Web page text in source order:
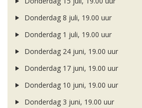
Donderdag 8 juli, 19.00 uur
Donderdag 1 juli, 19.00 uur
Donderdag 24 juni, 19.00 uur
Donderdag 17 juni, 19.00 uur
Donderdag 10 juni, 19.00 uur
Donderdag 3 juni, 19.00 uur